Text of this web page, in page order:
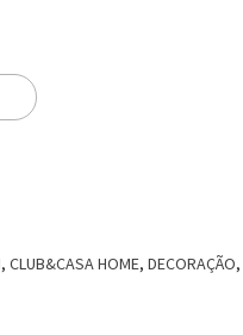
, CLUB&CASA HOME, DECORAÇÃO,